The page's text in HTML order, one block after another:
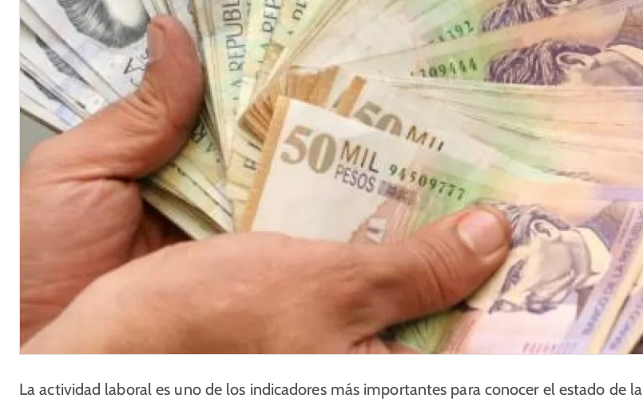
La actividad laboral es uno de los indicadores más importantes para conocer el estado de la